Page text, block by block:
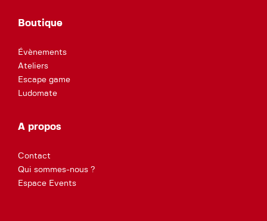
Boutique
Évènements
Ateliers
Escape game
Ludomate
A propos
Contact
Qui sommes-nous ?
Espace Events